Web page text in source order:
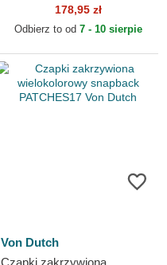
Essential Los Angeles
Dodgers MLB New Era
178,95 zł
Odbierz to od 7 - 10 sierpie
Von Dutch